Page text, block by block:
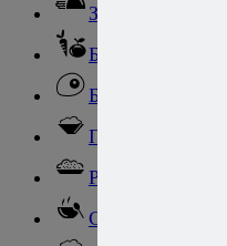
Закуски
Блюда из овощей
Блюда из яиц
Паста
Ризотто
Супы